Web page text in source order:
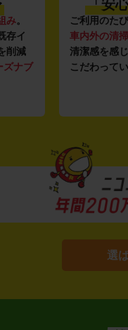
み。
存イ
削減
ズナブ
「安
ご利用のたび
車内外の清
清潔感を感
こだわってい
選